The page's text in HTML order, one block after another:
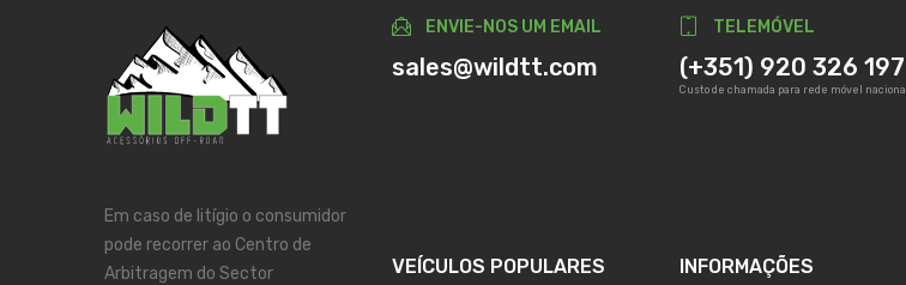
82 CM / 24000 LM / 143 W 2 ENVIE-NOS UM EMAIL
sales@wildtt.com
TELEMÓVEL
(+351) 920 326 197
Custo de chamada para rede móvel nacional
Em caso de litígio o consumidor
pode recorrer ao Centro de
Arbitragem do Sector
VEÍCULOS POPULARES INFORMAÇÕES